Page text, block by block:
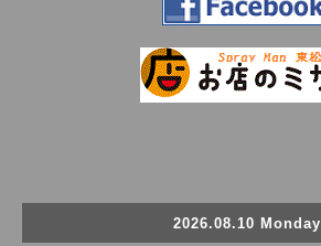
2026.08.10 Monday